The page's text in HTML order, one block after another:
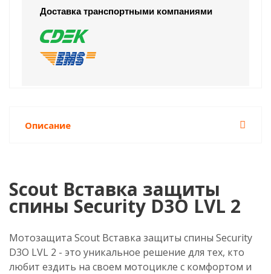
Доставка транспортными компаниями
Описание
Scout Вставка защиты
спины Security D3O LVL 2
Мотозащита Scout Вставка защиты спины Security
D3O LVL 2 - это уникальное решение для тех, кто
любит ездить на своем мотоцикле с комфортом и